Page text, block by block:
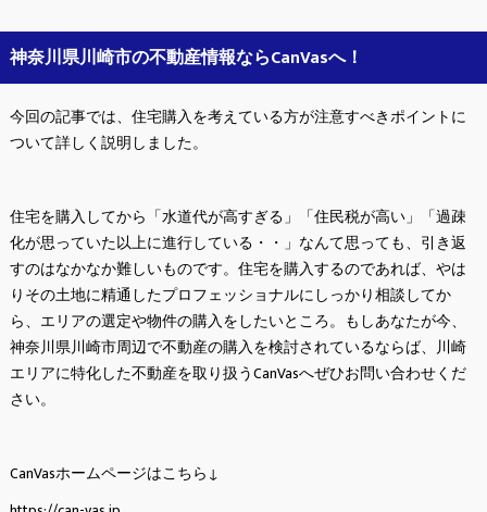
神奈川県川崎市の不動産情報ならCanVasへ！
今回の記事では、住宅購入を考えている方が注意すべきポイントに
ついて詳しく説明しました。
住宅を購入してから「水道代が高すぎる」「住民税が高い」「過疎
化が思っていた以上に進行している・・」なんて思っても、引き返
すのはなかなか難しいものです。住宅を購入するのであれば、やは
りその土地に精通したプロフェッショナルにしっかり相談してか
ら、エリアの選定や物件の購入をしたいところ。もしあなたが今、
神奈川県川崎市周辺で不動産の購入を検討されているならば、川崎
エリアに特化した不動産を取り扱うCanVasへぜひお問い合わせくだ
さい。
CanVasホームページはこちら↓